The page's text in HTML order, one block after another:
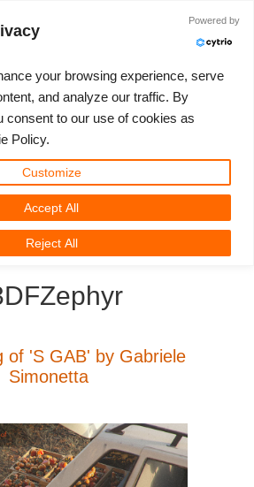
YEAR
рендеринга
Войти
3D Community
3D Film News
of 'S GAB' by Gabriele
Simonetta
Powered by
your browsing experience, serve
and analyze our traffic. By
consent to our use of cookies as
Policy.
Customize
Reject All
Accept All